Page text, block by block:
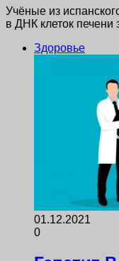
Учёные из
в ДНК клеток
Здоровье
01.12.2021
0